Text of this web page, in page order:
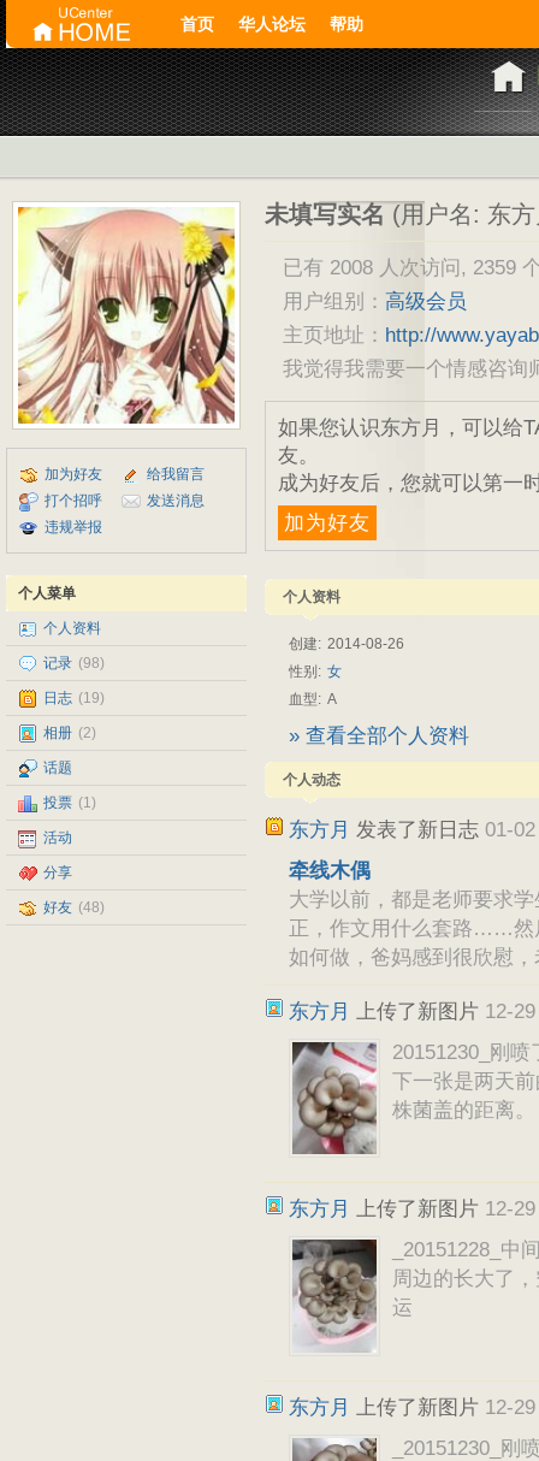
首页 华人论坛 帮助
加为好友
给我留言
打个招呼
发送消息
违规举报
个人菜单
个人资料
记录 (98)
日志 (19)
相册 (2)
话题
投票 (1)
活动
分享
好友 (48)
未填写实名 (用户名: 东
已有 2008 人次访问, 2359
用户组别： 高级会员
主页地址： http://
我觉得我需要一个情感咨询
如果您认识东方月，可以给
友。
成为好友后，您就可以第一
加为好友
个人资料
创建: 2014-08-26
性别: 女
血型: A
» 查看全部个人资料
个人动态
东方月 发表了新日志 01-
牵线木偶
大学以前，都是老师要求
正，作文用什么套路……然
如何做，爸妈感到很欣慰，
东方月 上传了新图片 12-
20151230_刚
下一张是两天
株菌盖的距离
东方月 上传了新图片 12-
_20151228_
周边的长大了
运
东方月 上传了新图片 12-
_20151230_